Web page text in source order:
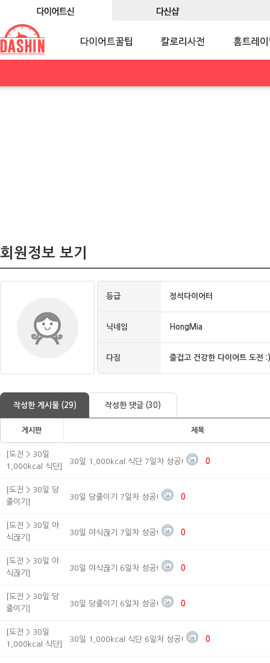
회원정보 보기
등급 정석다이어터
닉네임 HongMia
다짐 즐겁고 건강한 다이어트 도전 :)
작성한 게시물 (29) 작성한 댓글 (30)
게시판 제목
[도전 > 30일
1,000kcal 식단]
30일 1,000kcal 식단 7일차 성공! 0
[도전 > 30일 당
줄이기]
30일 당줄이기 7일차 성공! 0
[도전 > 30일 야
식끊기]
30일 야식끊기 7일차 성공! 0
[도전 > 30일 야
식끊기]
30일 야식끊기 6일차 성공! 0
[도전 > 30일 당
줄이기]
30일 당줄이기 6일차 성공! 0
[도전 > 30일
1,000kcal 식단]
30일 1,000kcal 식단 6일차 성공! 0